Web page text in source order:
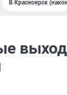
В Крaсноярск